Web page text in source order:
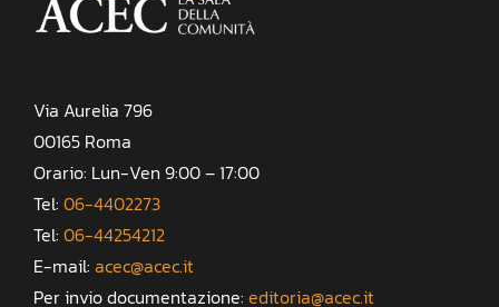
Via Aurelia 796
00165 Roma
Orario: Lun-Ven 9:00 – 17:00
Tel: 06-4402273
Tel: 06-44254212
E-mail: acec@acec.it
Per invio documentazione: editoria@acec.it